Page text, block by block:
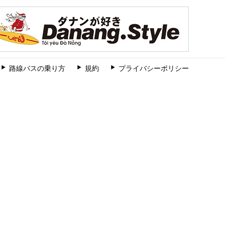
路線バスの乗り方 規約 プライバシーポリシー